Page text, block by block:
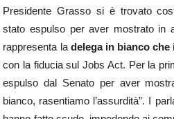
Presidente Grasso si è trovato
stato espulso per aver mostrato in
rappresenta la delega in bianco che
con la fiducia sul Jobs Act. Per la
espulso dal Senato per aver
bianco, rasentiamo l’assurdità”. I